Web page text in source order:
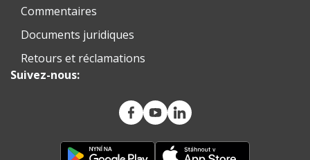
Commentaires
Documents juridiques
Retours et réclamations
Suivez-nous: